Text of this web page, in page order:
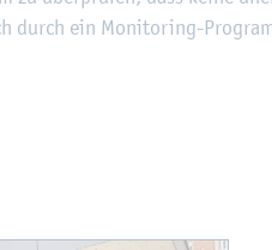
durch ein Mo­ni­to­ring-